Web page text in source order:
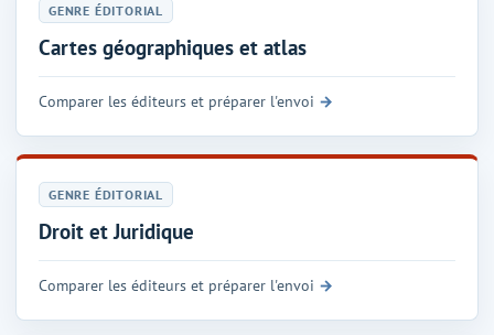
GENRE ÉDITORIAL
Cartes géographiques et atlas
Comparer les éditeurs et préparer l'envoi
GENRE ÉDITORIAL
Droit et Juridique
Comparer les éditeurs et préparer l'envoi